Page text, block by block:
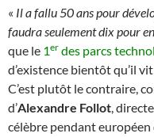
« Il a fallu 50 ans pour
faudra seulement dix pour
que le 1er des parcs
d’existence bientôt qu’il
C’est plutôt le contraire,
d’Alexandre Follot,
célèbre pendant européen